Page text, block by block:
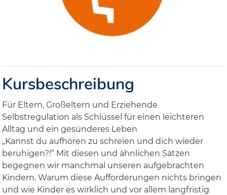
Kursbeschreibung
Für Eltern, Großeltern und Erziehende
Selbstregulation als Schlüssel für einen leichteren
Alltag und ein gesünderes Leben
„Kannst du aufhören zu schreien und dich wieder
beruhigen?!“ Mit diesen und ähnlichen Sätzen
begegnen wir manchmal unseren aufgebrachten
Kindern. Warum diese Aufforderungen nichts bringen
und wie Kinder es wirklich und vor allem langfristig